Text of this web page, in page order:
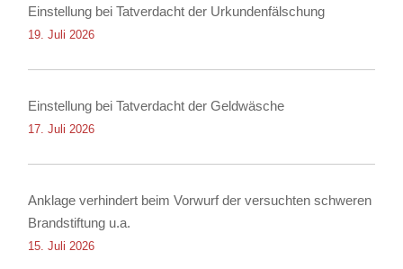
Einstellung bei Tatverdacht der Urkundenfälschung
19. Juli 2026
Einstellung bei Tatverdacht der Geldwäsche
17. Juli 2026
Anklage verhindert beim Vorwurf der versuchten schweren
Brandstiftung u.a.
15. Juli 2026